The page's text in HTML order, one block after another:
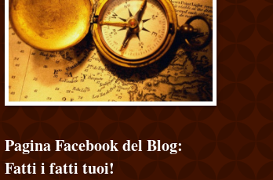
Pagina Facebook del Blog:
Fatti i fatti tuoi!